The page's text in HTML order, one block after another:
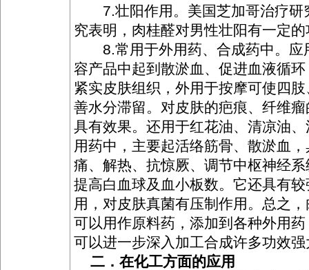
7.壮阳作用。美国芝加哥治疗研
究表明，肉桂醛对男性壮阳有一定
8.常用于外用药、合成药中。应
容产品中起到散淤血、促进血液循
紧实皮肤组织，外用于按摩可使四
善水分滞留。对皮肤的疤痕、纤维
具有效果。还用于红花油、清凉油
用药中，主要起活络筋骨、散淤血
痛、解热、抗惊厥、调节中枢神经
提高白血球及血小板数。它还具有
用，对皮肤真菌有压制作用。总之
可以用作原料药，添加到各种外用
可以进一步深入加工合成许多功效
二．在化工方面的应用